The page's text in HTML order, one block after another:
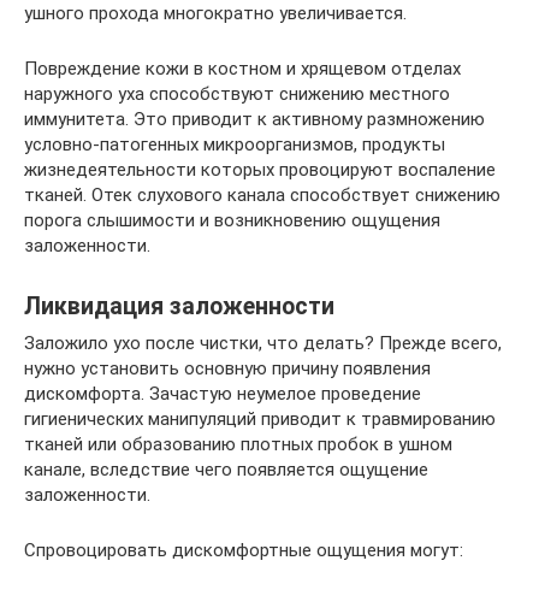
ушного прохода многократно увеличивается.
Повреждение кожи в костном и хрящевом отделах
наружного уха способствуют снижению местного
иммунитета. Это приводит к активному размножению
условно-патогенных микроорганизмов, продукты
жизнедеятельности которых провоцируют воспаление
тканей. Отек слухового канала способствует снижению
порога слышимости и возникновению ощущения
заложенности.
Ликвидация заложенности
Заложило ухо после чистки, что делать? Прежде всего,
нужно установить основную причину появления
дискомфорта. Зачастую неумелое проведение
гигиенических манипуляций приводит к травмированию
тканей или образованию плотных пробок в ушном
канале, вследствие чего появляется ощущение
заложенности.
Спровоцировать дискомфортные ощущения могут: